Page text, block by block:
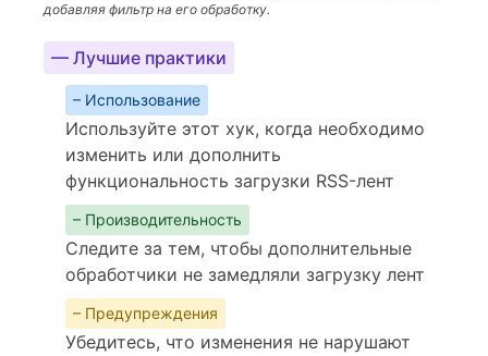
добавляя фильтр на его обработку.
— Лучшие практики
– Использование
Используйте этот хук, когда необходимо
изменить или дополнить
функциональность загрузки RSS-лент
– Производительность
Следите за тем, чтобы дополнительные
обработчики не замедляли загрузку лент
– Предупреждения
Убедитесь, что изменения не нарушают